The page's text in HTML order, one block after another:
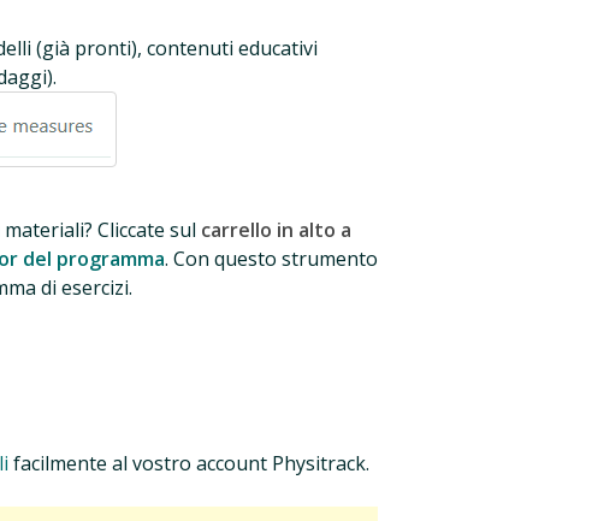
(già pronti), contenuti educativi
Cliccate sul carrello in alto a
del programma. Con questo strumento
di esercizi.
facilmente al vostro account Physitrack.